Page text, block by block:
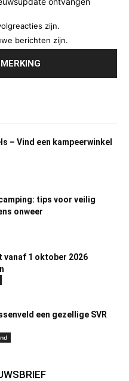
zijn.
berichten zijn.
– Vind een kampeerwinkel
tips voor veilig
onweer
vanaf 1 oktober 2026
een gezellige SVR